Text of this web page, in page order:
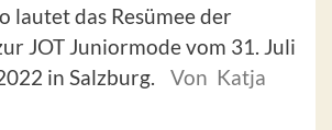
lautet das Resümee der
JOT Juniormode vom 31. Juli
in Salzburg.
Von Katja